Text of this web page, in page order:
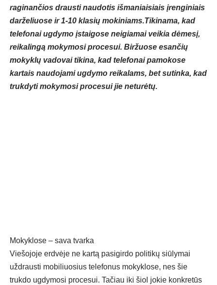
raginančios drausti naudotis išmaniaisiais įrenginiais
darželiuose ir 1-10 klasių mokiniams.Tikinama, kad
telefonai ugdymo įstaigose neigiamai veikia dėmesį,
reikalingą mokymosi procesui. Biržuose esančių
mokyklų vadovai tikina, kad telefonai pamokose
kartais naudojami ugdymo reikalams, bet sutinka, kad
trukdyti mokymosi procesui jie neturėtų.
Mokyklose – sava tvarka
Viešojoje erdvėje ne kartą pasigirdo politikų siūlymai
uždrausti mobiliuosius telefonus mokyklose, nes šie
trukdo ugdymosi procesui. Tačiau iki šiol jokie konkretūs